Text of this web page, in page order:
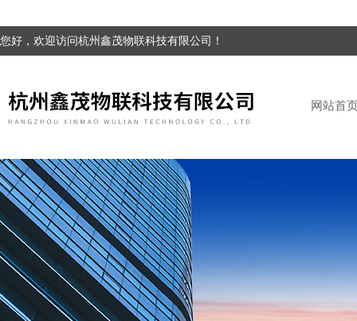
您好，欢迎访问杭州鑫茂物联科技有限公司！
网站首